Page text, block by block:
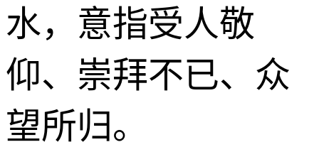
水，意指受人敬
仰、崇拜不已、众
望所归。